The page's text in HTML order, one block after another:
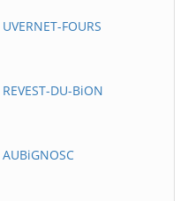
FOURS
DU-BiON